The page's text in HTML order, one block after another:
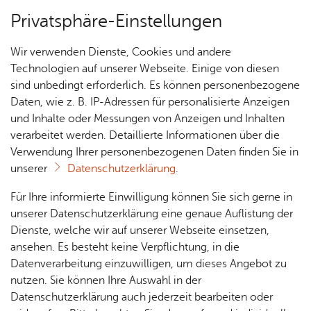
Über­sicht Bür­ger & Stadt
Rat­
haus &
Bür­
ger­
ser­vice
Rat­
häu­ser
Nach­
rich­
ten,
Vi­de­os
& Bil­
der
Me­di­
Jobs
Stel­
len­an­
ge­bo­te
Aus­bil­
dung &
Stu­di­
Bauen
& Um­
welt
Geo­
da­ten
Ge­
sund­
heit &
kum
Ver­an­stal­tungs­tipps
Wa­lin­ku­la trifft Kul­turu­fer
Sams­tag, 08. Au­gust 2026
Privatsphäre-Einstellungen
Wir verwenden Dienste, Cookies und andere
Technologien auf unserer Webseite. Einige von diesen
sind unbedingt erforderlich. Es können personenbezogene
Daten, wie z. B. IP-Adressen für personalisierte Anzeigen
und Inhalte oder Messungen von Anzeigen und Inhalten
verarbeitet werden. Detaillierte Informationen über die
Verwendung Ihrer personenbezogenen Daten finden Sie in
unserer
Datenschutzerklärung.
Für Ihre informierte Einwilligung können Sie sich gerne in
unserer Datenschutzerklärung eine genaue Auflistung der
Dienste, welche wir auf unserer Webseite einsetzen,
ansehen. Es besteht keine Verpflichtung, in die
Datenverarbeitung einzuwilligen, um dieses Angebot zu
nutzen. Sie können Ihre Auswahl in der
Datenschutzerklärung auch jederzeit bearbeiten oder